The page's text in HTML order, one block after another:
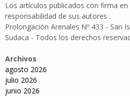
Los artículos publicados con firma en
responsabilidad de sus autores .
Prolongación Arenales Nº 433 - San
Sudaca - Todos los derechos
Archivos
agosto 2026
julio 2026
junio 2026